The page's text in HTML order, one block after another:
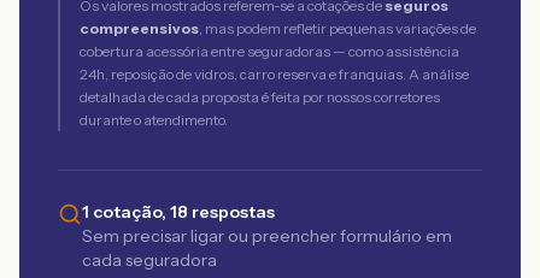
Os valores mostrados referem-se a cotações de seguros
compreensivos, mas podem refletir pequenas variações de
cobertura acessória entre seguradoras — como assistência
24h, reposição de vidros, carro reserva e franquias. A análise
detalhada de cada proposta é feita por nossos corretores
durante o atendimento.
1 cotação, 18 respostas
Sem precisar ligar ou preencher formulário em
cada seguradora